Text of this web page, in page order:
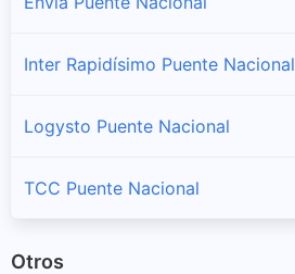
Inter Rapidísimo Puente Nacional
Logysto Puente Nacional
TCC Puente Nacional
Otros